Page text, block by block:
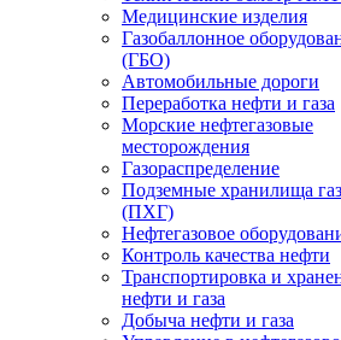
Медицинские изделия
Газобаллонное
(ГБО)
Автомобильные дороги
Переработка нефти и газа
Морские нефтегазовые
месторождения
Газораспределение
Подземные хранилища
(ПХГ)
Нефтегазовое
Контроль качества нефти
Транспортировка и
нефти и газа
Добыча нефти и газа